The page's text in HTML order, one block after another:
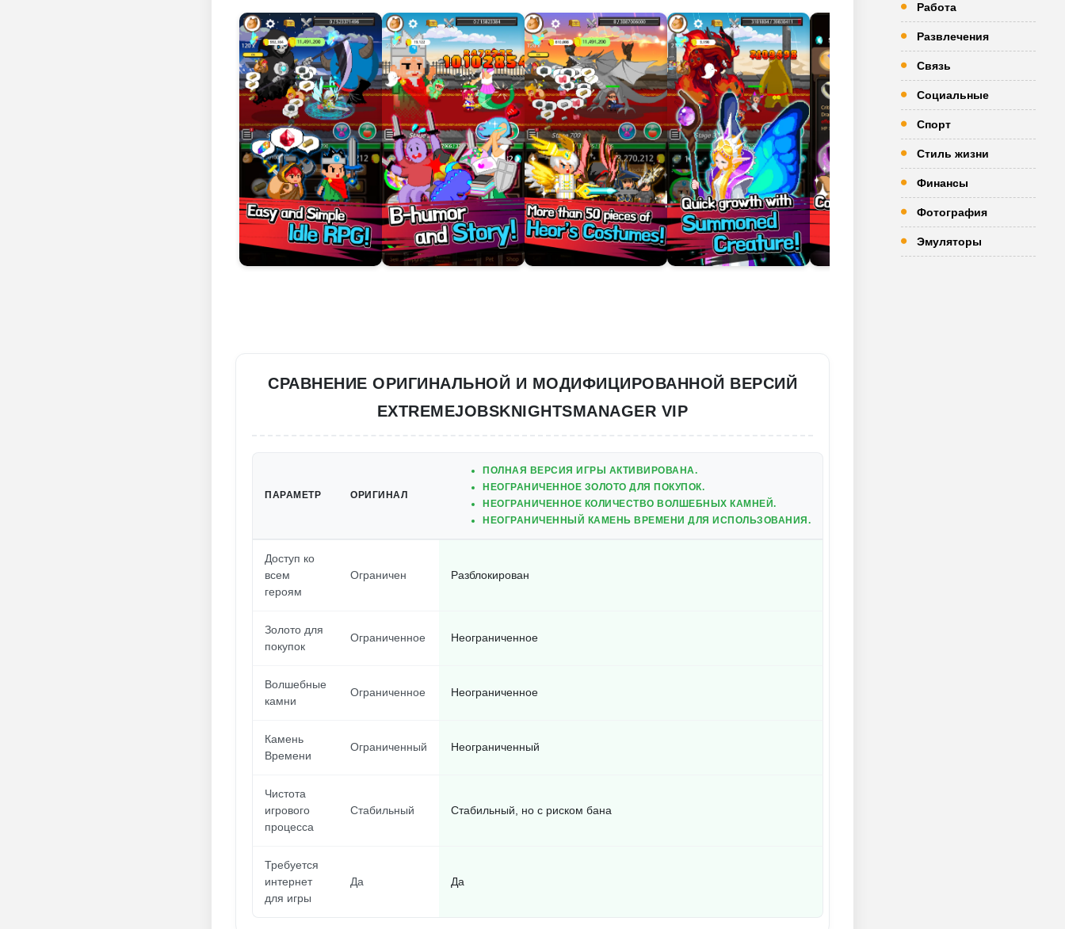
СРАВНЕНИЕ ОРИГИНАЛЬНОЙ И МОДИФИЦИРОВАННОЙ ВЕРСИЙ
EXTREMEJOBSKNIGHTSMANAGER VIP
ПАРАМЕТР ОРИГИНАЛ
ПОЛНАЯ ВЕРСИЯ ИГРЫ АКТИВИРОВАНА.
НЕОГРАНИЧЕННОЕ ЗОЛОТО ДЛЯ ПОКУПОК.
НЕОГРАНИЧЕННОЕ КОЛИЧЕСТВО ВОЛШЕБНЫХ КАМНЕЙ.
НЕОГРАНИЧЕННЫЙ КАМЕНЬ ВРЕМЕНИ ДЛЯ ИСПОЛЬЗОВАНИЯ.
Доступ ко
всем
героям
Ограничен Разблокирован
Золото для
покупок
Ограниченное Неограниченное
Волшебные
камни
Ограниченное Неограниченное
Камень
Времени
Ограниченный Неограниченный
Чистота
игрового
процесса
Стабильный Стабильный, но с риском бана
Требуется
интернет
для игры
Да Да
Работа
Развлечения
Связь
Социальные
Спорт
Стиль жизни
Финансы
Фотография
Эмуляторы